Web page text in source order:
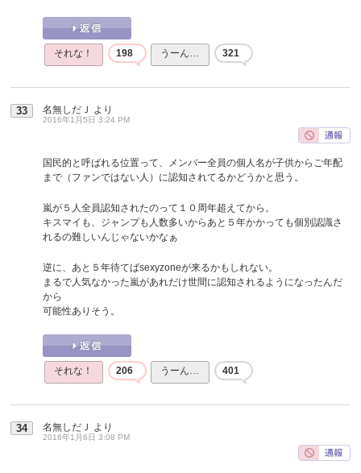
それな！ 198 うーん… 321
33 名無しだＪ より
2016年1月5日 3:24 PM
国民的と呼ばれる位置って、メンバー全員の個人名が子供からご年配
まで（ファンではない人）に認知されてるかどうかと思う。
嵐が５人全員認知されたのって１０周年超えてから。
キスマイも、ジャンプも人数多いからあと５年かかっても個別認識さ
れるの難しいんじゃないかなぁ
逆に、あと５年待てばsexyzoneが来るかもしれない。
まるで人気なかった嵐があれだけ世間に認知されるようになったんだ
から
可能性ありそう。
それな！ 206 うーん… 401
34 名無しだＪ より
2016年1月6日 3:08 PM